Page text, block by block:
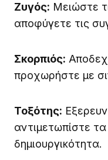
Ζυγός: Μειώστε
αποφύγετε τις
Σκορπιός:
προχωρήστε με
Τοξότης:
αντιμετωπίστε
δημιουργικότητα.